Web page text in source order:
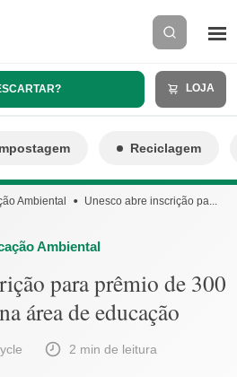
LOJA
Reciclagem
Ambiental Unesco abre inscrição pa...
Ambiental
para prêmio de 300
área de educação
2 min de leitura